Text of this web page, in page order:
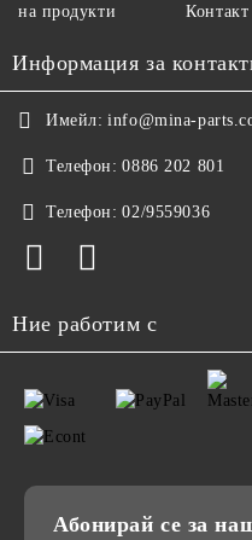
на продукти
Контакт
Информация за
Имейл: info@mina-
Телефон: 0886 202 801
Телефон: 02/9559036
Ние работим с
Абонирай се за